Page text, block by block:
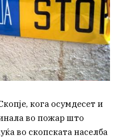
кога осумдесет и
во пожар што
во скопската населба